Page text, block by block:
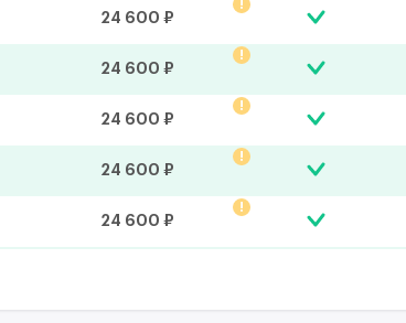
24 600 ₽
!
24 600 ₽
!
24 600 ₽
!
24 600 ₽
!
24 600 ₽
!